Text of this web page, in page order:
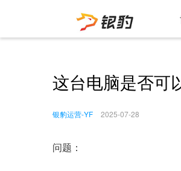
这台电脑是否可
银豹运营-YF 2025-07-28
问题：